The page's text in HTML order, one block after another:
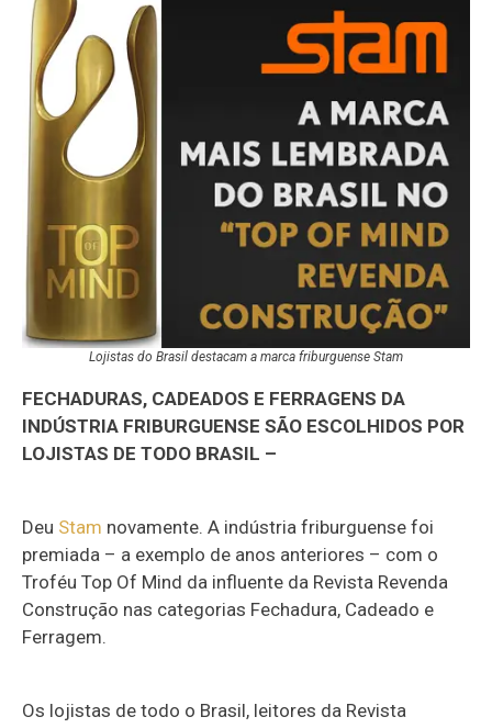
Lojistas do Brasil destacam a marca friburguense Stam
FECHADURAS, CADEADOS E FERRAGENS DA
INDÚSTRIA FRIBURGUENSE SÃO ESCOLHIDOS POR
LOJISTAS DE TODO BRASIL –
Deu Stam novamente. A indústria friburguense foi
premiada – a exemplo de anos anteriores – com o
Troféu Top Of Mind da influente da Revista Revenda
Construção nas categorias Fechadura, Cadeado e
Ferragem.
Os lojistas de todo o Brasil, leitores da Revista